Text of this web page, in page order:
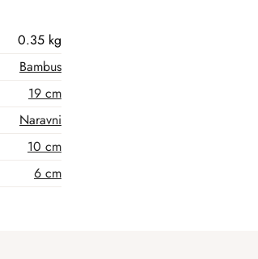
0.35 kg
Bambus
19 cm
Naravni
10 cm
6 cm